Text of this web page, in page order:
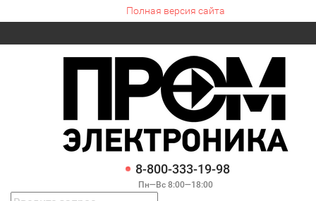
Полная версия сайта
8-800-333-19-98
Пн—Вс 8:00—18:00